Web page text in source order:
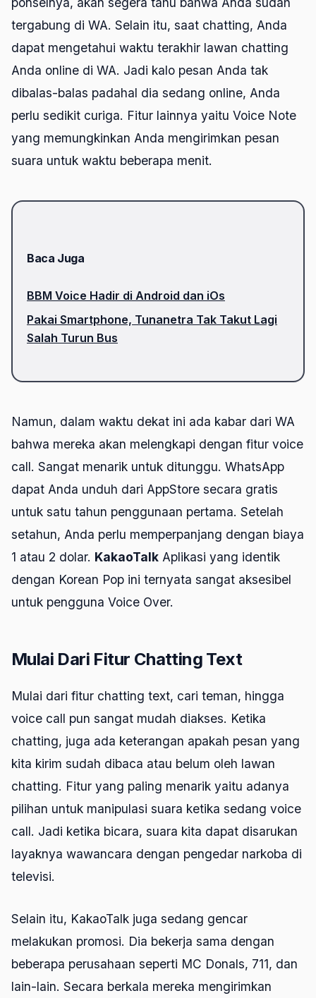
tergabung di WA. Selain itu, saat chatting, Anda
dapat mengetahui waktu terakhir lawan chatting
Anda online di WA. Jadi kalo pesan Anda tak
dibalas-balas padahal dia sedang online, Anda
perlu sedikit curiga. Fitur lainnya yaitu Voice Note
yang memungkinkan Anda mengirimkan pesan
suara untuk waktu beberapa menit.
Baca Juga
BBM Voice Hadir di Android dan iOs
Pakai Smartphone, Tunanetra Tak Takut Lagi
Salah Turun Bus
Namun, dalam waktu dekat ini ada kabar dari WA
bahwa mereka akan melengkapi dengan fitur voice
call. Sangat menarik untuk ditunggu. WhatsApp
dapat Anda unduh dari AppStore secara gratis
untuk satu tahun penggunaan pertama. Setelah
setahun, Anda perlu memperpanjang dengan biaya
1 atau 2 dolar. KakaoTalk Aplikasi yang identik
dengan Korean Pop ini ternyata sangat aksesibel
untuk pengguna Voice Over.
Mulai Dari Fitur Chatting Text
Mulai dari fitur chatting text, cari teman, hingga
voice call pun sangat mudah diakses. Ketika
chatting, juga ada keterangan apakah pesan yang
kita kirim sudah dibaca atau belum oleh lawan
chatting. Fitur yang paling menarik yaitu adanya
pilihan untuk manipulasi suara ketika sedang voice
call. Jadi ketika bicara, suara kita dapat disarukan
layaknya wawancara dengan pengedar narkoba di
televisi.
Selain itu, KakaoTalk juga sedang gencar
melakukan promosi. Dia bekerja sama dengan
beberapa perusahaan seperti MC Donals, 711, dan
lain-lain. Secara berkala mereka mengirimkan